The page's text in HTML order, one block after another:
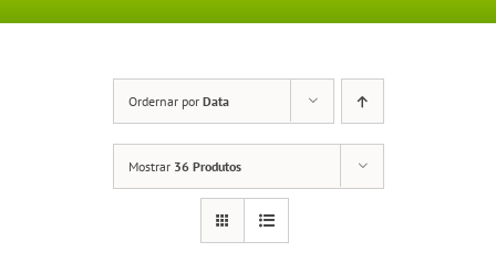
Sobre a Editora
Ordernar por Data
Mostrar 36 Produtos